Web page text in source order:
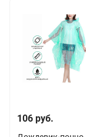
106 руб.